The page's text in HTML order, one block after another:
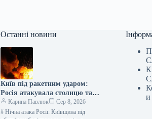
Останні новини
Київ під ракетним ударом:
Росія атакувала столицю та
область, є жертви —
найсвіжіші подробиці
Карина Павлюк
Сер 8, 2026
# Нічна атака Росії: Київщина під
и